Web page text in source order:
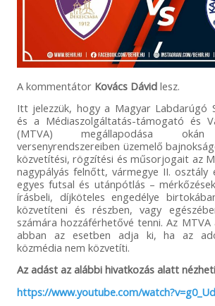
A kommentátor Kovács Dávidlesz.
Itt jelezzük, hogy a Magyar Labdarúgó
és a Médiaszolgáltatás-támogató és
(MTVA) megállapodása
versenyrendszereiben üzemelő
közvetítési, rögzítési és műsorjogait az
nagypályás felnőtt, vármegye II. osztály
egyes futsal és utánpótlás –
írásbeli, díjköteles engedélye
közvetíteni és részben, vagy
számára hozzáférhetővé tenni. Az
abban az esetben adja ki, ha az
közmédia nem közvetíti.
Az adást az alábbi hivatkozás alatt
https://www.youtube.com/